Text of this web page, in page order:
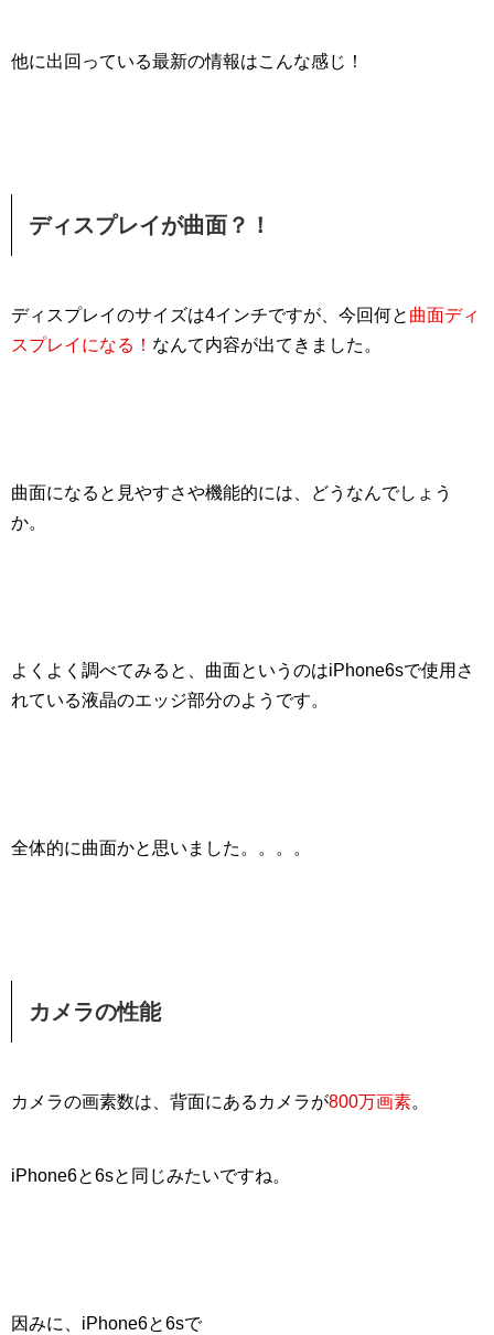
他に出回っている最新の情報はこんな感じ！
ディスプレイが曲面？！
ディスプレイのサイズは4インチですが、今回何と 曲面ディ
スプレイになる！ なんて内容が出てきました。
曲面になると見やすさや機能的には、どうなんでしょう
か。
よくよく調べてみると、曲面というのはiPhone6sで使用さ
れている液晶のエッジ部分のようです。
全体的に曲面かと思いました。。。。
カメラの性能
カメラの画素数は、背面にあるカメラが800万画素。
iPhone6と6sと同じみたいですね。
因みに、iPhone6と6sで